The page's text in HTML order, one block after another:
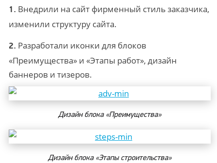
1. Внедрили на сайт фирменный стиль заказчика,
изменили структуру сайта.
2. Разработали иконки для блоков
«Преимущества» и «Этапы работ», дизайн
баннеров и тизеров.
Дизайн блока «Преимущества»
Дизайн блока «Этапы строительства»